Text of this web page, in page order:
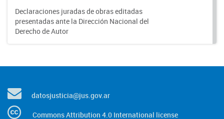
Declaraciones juradas de obras editadas
presentadas ante la Dirección Nacional del
Derecho de Autor
datosjusticia@jus.gov.ar
Commons Attribution 4.0 International license